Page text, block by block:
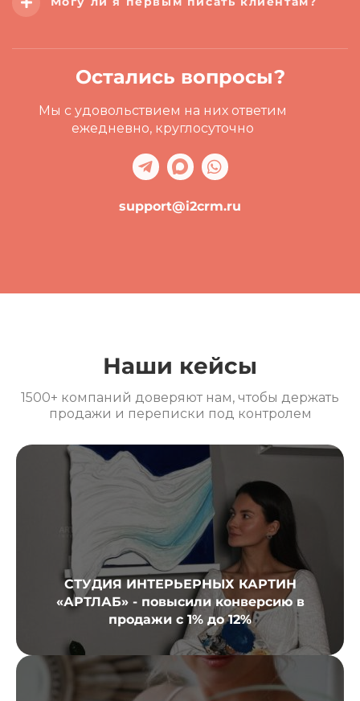
Остались вопросы?
Мы с удовольствием на них ответим
ежедневно, круглосуточно
support@i2crm.ru
Наши кейсы
1500+ компаний доверяют нам, чтобы держать
продажи и переписки под контролем
СТУДИЯ ИНТЕРЬЕРНЫХ КАРТИН
«АРТЛАБ» - повысили конверсию в
продажи с 1% до 12%